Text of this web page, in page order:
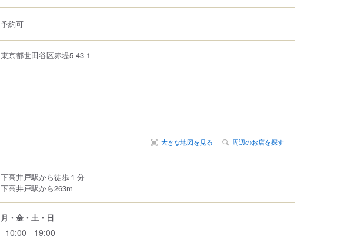
予約可
東京都世田谷区赤堤5-43-1
大きな地図を見る 周辺のお店を探す
下高井戸駅から徒歩１分
下高井戸駅から263m
月・金・土・日
10:00 - 19:00